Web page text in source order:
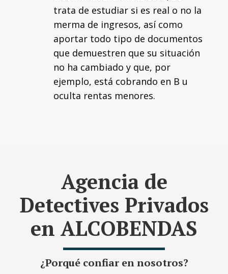
trata de estudiar si es real o no la
merma de ingresos, así como
aportar todo tipo de documentos
que demuestren que su situación
no ha cambiado y que, por
ejemplo, está cobrando en B u
oculta rentas menores.
Agencia de
Detectives Privados
en ALCOBENDAS
¿Porqué confiar en nosotros?